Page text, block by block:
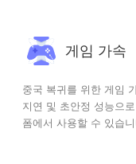
게임 가속
중국 복귀를 위한 게임
지연 및 초안정 성능으
폼에서 사용할 수 있습